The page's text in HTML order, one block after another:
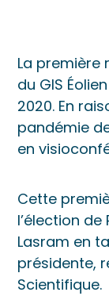
La première
du GIS
2020. En
pandémie
en
Cette
l’élection de
Lasram en
présidente,
Scientifique.